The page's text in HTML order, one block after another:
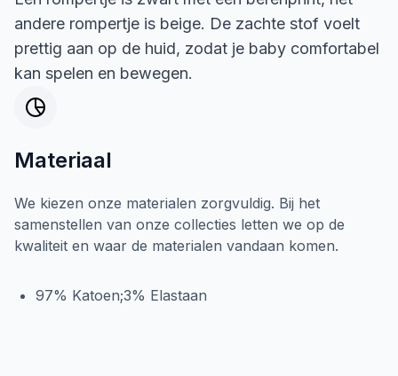
andere rompertje is beige. De zachte stof voelt
prettig aan op de huid, zodat je baby comfortabel
kan spelen en bewegen.
Materiaal
We kiezen onze materialen zorgvuldig. Bij het
samenstellen van onze collecties letten we op de
kwaliteit en waar de materialen vandaan komen.
97% Katoen;3% Elastaan